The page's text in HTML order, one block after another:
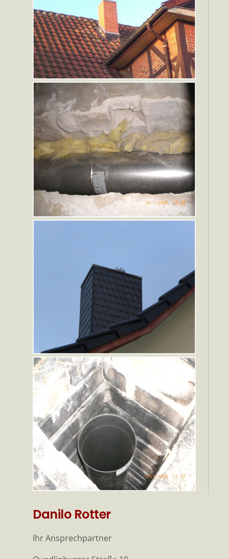
Danilo Rotter
Ihr Ansprechpartner